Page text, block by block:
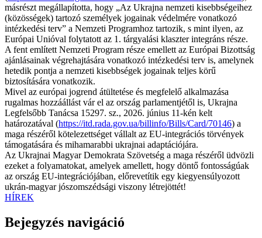
másrészt megállapította, hogy „Az Ukrajna nemzeti kisebbségeihez
(közösségek) tartozó személyek jogainak védelmére vonatkozó
intézkedési terv” a Nemzeti Programhoz tartozik, s mint ilyen, az
Európai Unióval folytatott az 1. tárgyalási klaszter integráns része.
A fent említett Nemzeti Program része emellett az Európai Bizottság
ajánlásainak végrehajtására vonatkozó intézkedési terv is, amelynek
hetedik pontja a nemzeti kisebbségek jogainak teljes körű
biztosítására vonatkozik.
Mivel az európai jogrend átültetése és megfelelő alkalmazása
rugalmas hozzáállást vár el az ország parlamentjétől is, Ukrajna
Legfelsőbb Tanácsa 15297. sz., 2026. június 11-kén kelt
határozatával (https://itd.rada.gov.ua/billinfo/Bills/Card/70146) a
maga részéről kötelezettséget vállalt az EU-integrációs törvények
támogatására és mihamarabbi ukrajnai adaptációjára.
Az Ukrajnai Magyar Demokrata Szövetség a maga részéről üdvözli
ezeket a folyamatokat, amelyek amellett, hogy döntő fontosságúak
az ország EU-integrációjában, előrevetítik egy kiegyensúlyozott
ukrán-magyar jószomszédsági viszony létrejöttét!
HÍREK
Bejegyzés navigáció